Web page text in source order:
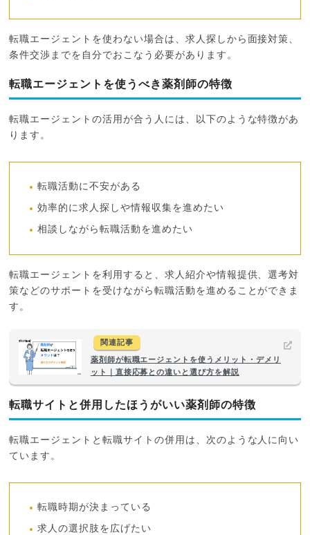
転職エージェントを使わない場合は、求人探しから面接対策、
条件交渉までを自分でおこなう必要があります。
転職エージェントを使うべき薬剤師の特徴
転職エージェントの活用が合う人には、以下のような特徴があ
ります。
転職活動に不安がある
効率的に求人探しや情報収集を進めたい
相談しながら転職活動を進めたい
転職エージェントを利用すると、求人紹介や情報提供、選考対
策などのサポートを受けながら転職活動を進めることができま
す。
関連記事
薬剤師が転職エージェントを使うメリット・デメリ
ット｜直接応募との違いと選び方を解説
転職サイトと併用したほうがいい薬剤師の特徴
転職エージェントと転職サイトの併用は、次のような人に向い
ています。
転職時期が決まっている
求人の選択肢を広げたい